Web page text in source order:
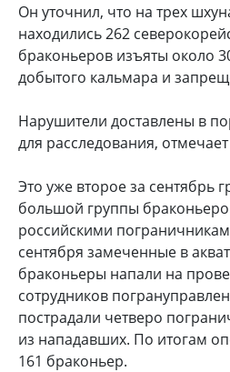
Он уточнил, что на трех
находились 262
браконьеров изъяты около
добытого кальмара и
Нарушители доставлены в
для расследования,
Это уже второе за сентябрь
большой группы
российскими
сентября замеченные в
браконьеры напали на
сотрудников
пострадали четверо
из нападавших. По итогам
161 браконьер.